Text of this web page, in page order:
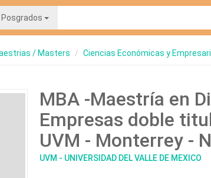
Posgrados
/ Masters Ciencias Económicas y
MBA -Maestría en
Empresas doble
UVM - Monterrey -
UVM - UNIVERSIDAD DEL VALLE DE MEXICO